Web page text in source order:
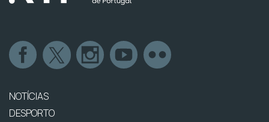
NOTÍCIAS
DESPORTO